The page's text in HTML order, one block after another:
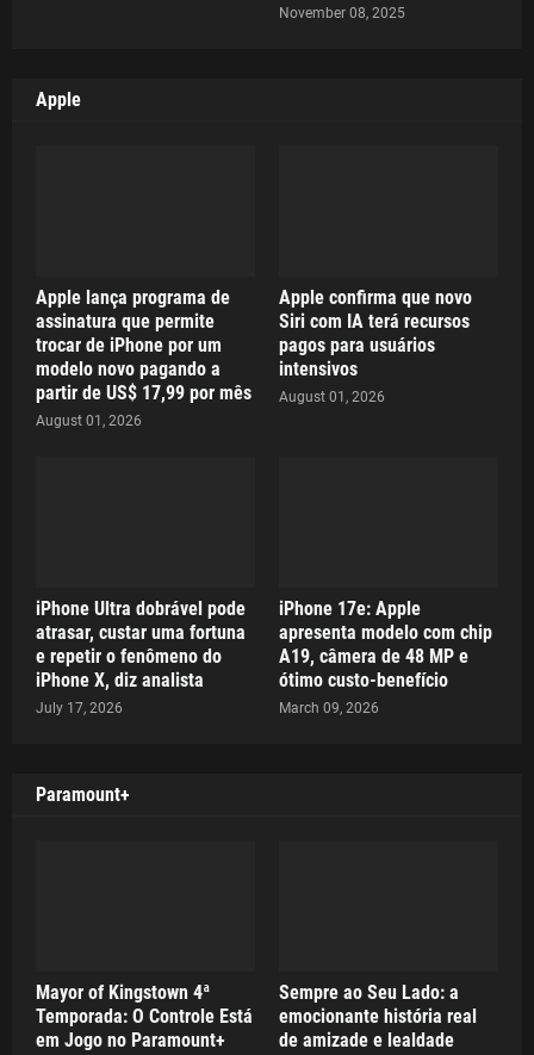
November 08, 2025
Apple
Apple lança programa de
assinatura que permite
trocar de iPhone por um
modelo novo pagando a
partir de US$ 17,99 por mês
August 01, 2026
Apple confirma que novo
Siri com IA terá recursos
pagos para usuários
intensivos
August 01, 2026
iPhone Ultra dobrável pode
atrasar, custar uma fortuna
e repetir o fenômeno do
iPhone X, diz analista
July 17, 2026
iPhone 17e: Apple
apresenta modelo com chip
A19, câmera de 48 MP e
ótimo custo-benefício
March 09, 2026
Paramount+
Mayor of Kingstown 4ª
Temporada: O Controle Está
em Jogo no Paramount+
Sempre ao Seu Lado: a
emocionante história real
de amizade e lealdade